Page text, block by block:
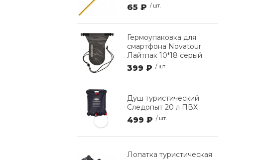
65 ₽ / шт.
Гермоупаковка для
смартфона Novatour
Лайтпак 10*18 серый
399 ₽ / шт.
Душ туристический
Следопыт 20 л ПВХ
499 ₽ / шт.
Лопатка туристическая